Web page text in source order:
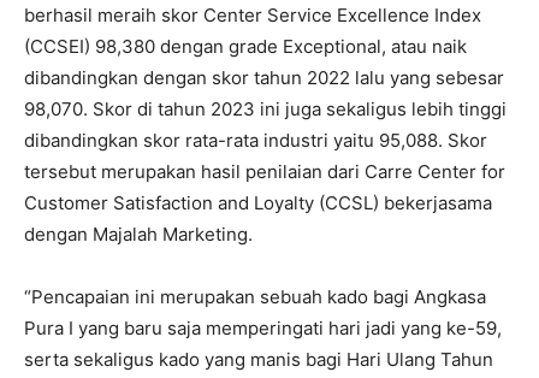
berhasil meraih skor Center Service Excellence Index
(CCSEI) 98,380 dengan grade Exceptional, atau naik
dibandingkan dengan skor tahun 2022 lalu yang sebesar
98,070. Skor di tahun 2023 ini juga sekaligus lebih tinggi
dibandingkan skor rata-rata industri yaitu 95,088. Skor
tersebut merupakan hasil penilaian dari Carre Center for
Customer Satisfaction and Loyalty (CCSL) bekerjasama
dengan Majalah Marketing.
“Pencapaian ini merupakan sebuah kado bagi Angkasa
Pura I yang baru saja memperingati hari jadi yang ke-59,
serta sekaligus kado yang manis bagi Hari Ulang Tahun